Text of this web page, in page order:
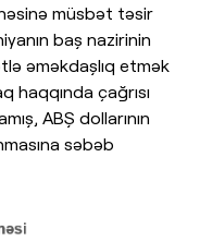
müsbət təsir
baş nazirinin
əməkdaşlıq etmək
haqqında çağrısı
ABŞ dollarının
səbəb